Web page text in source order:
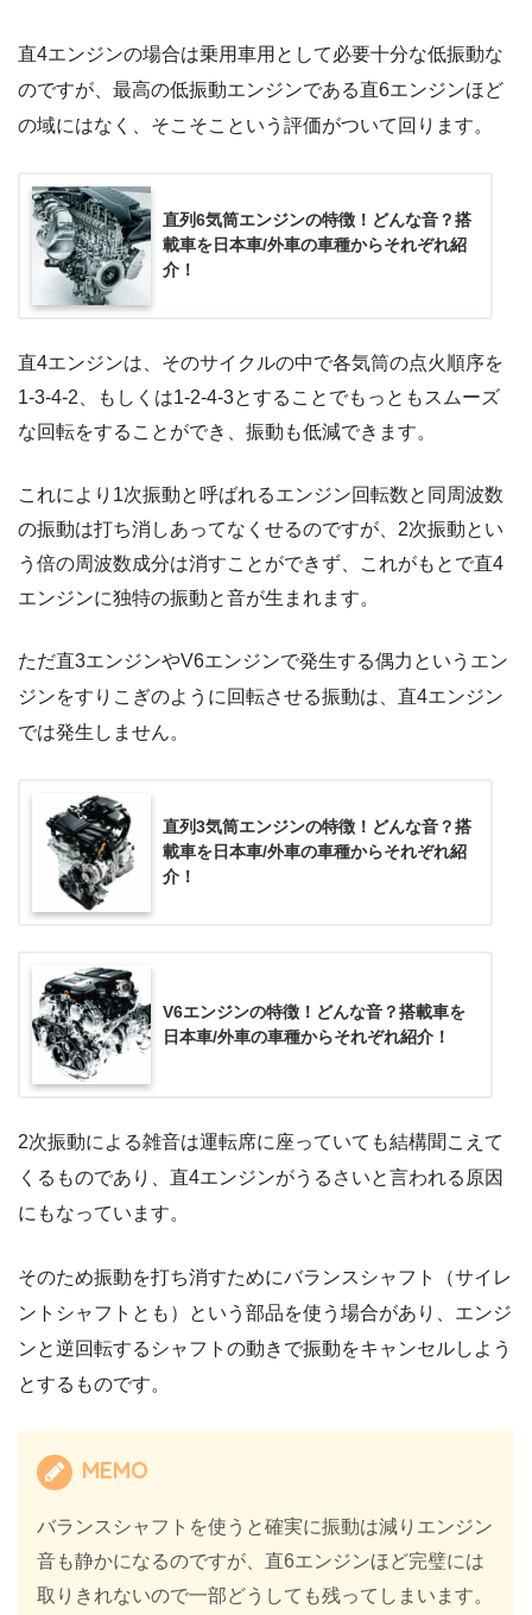
直4エンジンの場合は乗用車用として必要十分な低振動な
のですが、最高の低振動エンジンである直6エンジンほど
の域にはなく、そこそこという評価がついて回ります。
直列6気筒エンジンの特徴！どんな音？搭
載車を日本車/外車の車種からそれぞれ紹
介！
直4エンジンは、そのサイクルの中で各気筒の点火順序を
1-3-4-2、もしくは1-2-4-3とすることでもっともスムーズ
な回転をすることができ、振動も低減できます。
これにより1次振動と呼ばれるエンジン回転数と同周波数
の振動は打ち消しあってなくせるのですが、2次振動とい
う倍の周波数成分は消すことができず、これがもとで直4
エンジンに独特の振動と音が生まれます。
ただ直3エンジンやV6エンジンで発生する偶力というエン
ジンをすりこぎのように回転させる振動は、直4エンジン
では発生しません。
直列3気筒エンジンの特徴！どんな音？搭
載車を日本車/外車の車種からそれぞれ紹
介！
V6エンジンの特徴！どんな音？搭載車を
日本車/外車の車種からそれぞれ紹介！
2次振動による雑音は運転席に座っていても結構聞こえて
くるものであり、直4エンジンがうるさいと言われる原因
にもなっています。
そのため振動を打ち消すためにバランスシャフト（サイレ
ントシャフトとも）という部品を使う場合があり、エンジ
ンと逆回転するシャフトの動きで振動をキャンセルしよう
とするものです。
MEMO
バランスシャフトを使うと確実に振動は減りエンジン
音も静かになるのですが、直6エンジンほど完璧には
取りきれないので一部どうしても残ってしまいます。